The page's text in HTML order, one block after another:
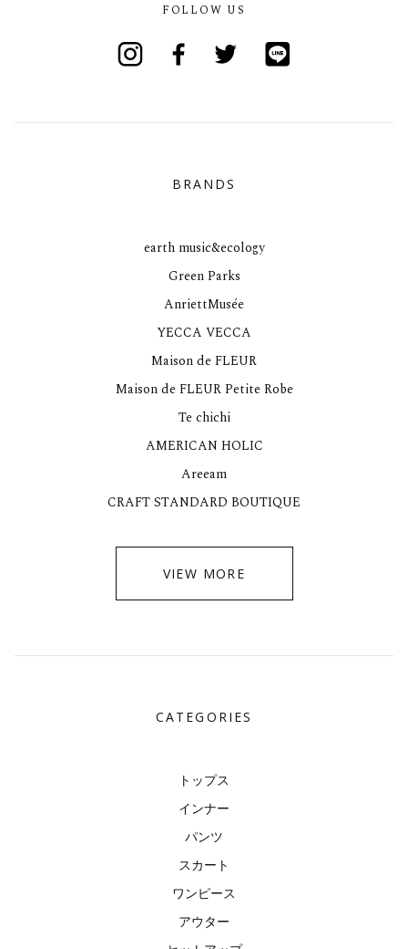
FOLLOW US
BRANDS
earth music&ecology
Green Parks
AnriettMusée
YECCA VECCA
Maison de FLEUR
Maison de FLEUR Petite Robe
Te chichi
AMERICAN HOLIC
Areeam
CRAFT STANDARD BOUTIQUE
VIEW MORE
CATEGORIES
トップス
インナー
パンツ
スカート
ワンピース
アウター